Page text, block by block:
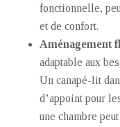
fonctionnelle,
et de confort.
Aménagement
adaptable aux
Un canapé-lit
d’appoint pour
une chambre